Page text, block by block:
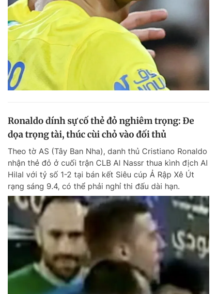
Ronaldo dính sự cố thẻ đỏ nghiêm trọng: Đe
dọa trọng tài, thúc cùi chỏ vào đối thủ
Theo tờ AS (Tây Ban Nha), danh thủ Cristiano Ronaldo
nhận thẻ đỏ ở cuối trận CLB Al Nassr thua kình địch Al
Hilal với tỷ số 1-2 tại bán kết Siêu cúp Ả Rập Xê Út
rạng sáng 9.4, có thể phải nghỉ thi đấu dài hạn.